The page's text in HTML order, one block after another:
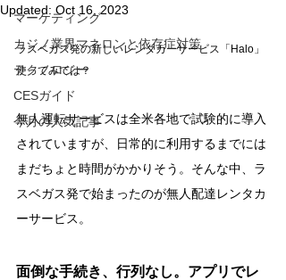
マーケティング
カジノ業界マネロンと依存症対策
テクノロジー
CESガイド
今月の人気記事
Updated: Oct 16, 2023
ラスベガス発の新しいレンタカーサービス「Halo」
使ってみては？
無人運転サービスは全米各地で試験的に導入
されていますが、日常的に利用するまでには
まだちょと時間がかかりそう。そんな中、ラ
スベガス発で始まったのが無人配達レンタカ
ーサービス。
面倒な手続き、行列なし。アプリでレ